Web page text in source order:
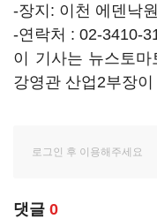
-장지: 이천 에덴낙
-연락처 : 02-3410-
이 기사는 뉴스토
강영관 산업2부장
댓글 0